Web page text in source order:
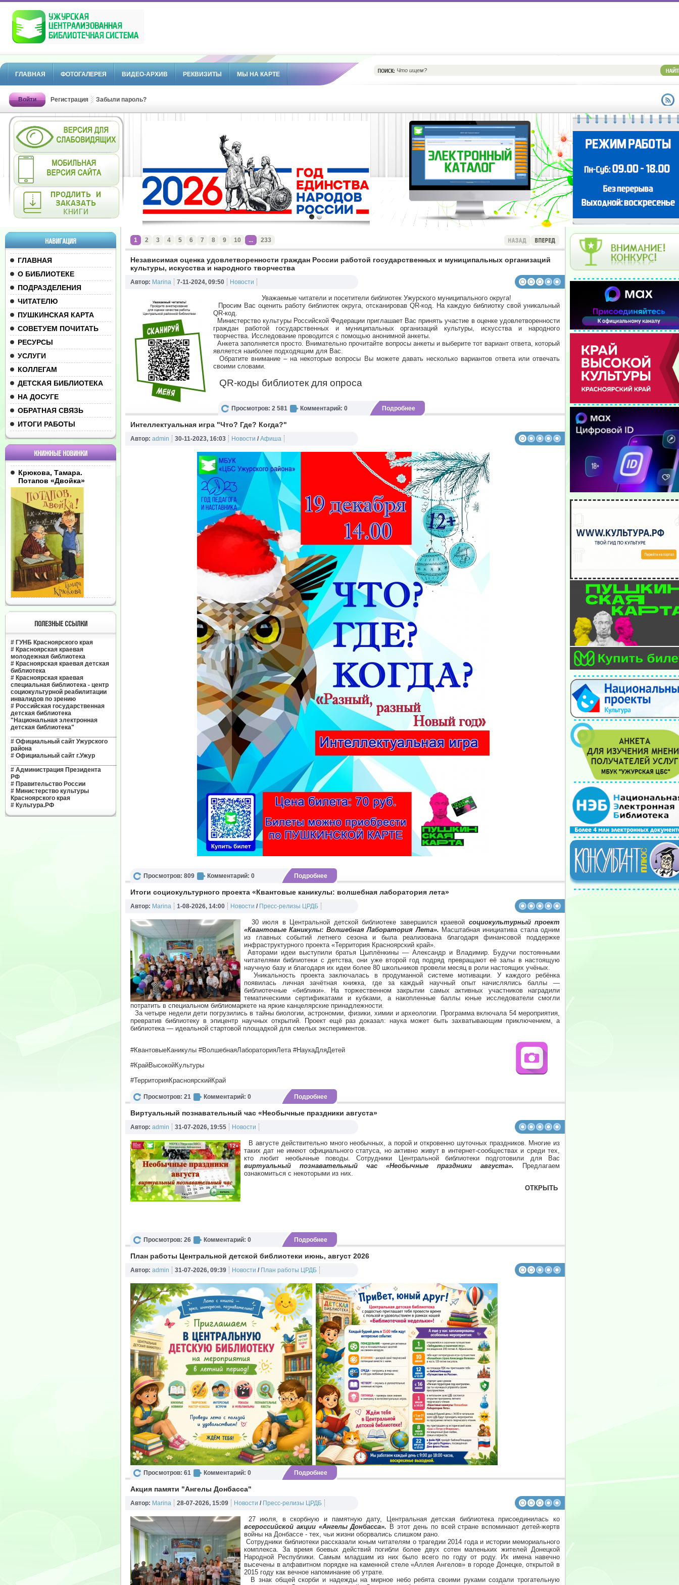
ГЛАВНАЯ ФОТОГАЛЕРЕЯ ВИДЕО-АРХИВ РЕКВИЗИТЫ МЫ НА КАРТЕ
Войти Регистрация Забыли пароль?
НАВИГАЦИЯ
ГЛАВНАЯ
О БИБЛИОТЕКЕ
ПОДРАЗДЕЛЕНИЯ
ЧИТАТЕЛЮ
ПУШКИНСКАЯ КАРТА
СОВЕТУЕМ ПОЧИТАТЬ
РЕСУРСЫ
УСЛУГИ
КОЛЛЕГАМ
ДЕТСКАЯ БИБЛИОТЕКА
НА ДОСУГЕ
ОБРАТНАЯ СВЯЗЬ
ИТОГИ РАБОТЫ
КНИЖНЫЕ НОВИНКИ
Крюкова, Тамара.
Потапов «Двойка»
ПОЛЕЗНЫЕ ССЫЛКИ
# ГУНБ Красноярского края
# Красноярская краевая
молодежная библиотека
# Красноярская краевая детская
библиотека
# Красноярская краевая
специальная библиотека - центр
социокультурной реабилитации
инвалидов по зрению
# Российская государственная
детская библиотека
"Национальная электронная
детская библиотека"
# Официальный сайт Ужурского
района
# Официальный сайт г.Ужур
# Администрация Президента
РФ
# Правительство России
# Министерство культуры
Красноярского края
# Культура.РФ
1 2 3 4 5 6 7 8 9 10 ... 233
Независимая оценка удовлетворенности граждан России работой государственных и муниципальных организаций
культуры, искусства и народного творчества
Автор: Marina 7-11-2024, 09:50 Новости
Уважаемые читатели и посетители библиотек Ужурского муниципального округа!
Просим Вас оценить работу библиотек округа, отсканировав QR-код. На каждую библиотку свой уникальный
QR-код.
Министерство культуры Российской Федерации приглашает Вас принять участие в оценке удовлетворенности
граждан работой государственных и муниципальных организаций культуры, искусства и народного
творчества. Исследование проводится с помощью анонимной анкеты.
Анкета заполняется просто. Внимательно прочитайте вопросы анкеты и выберите тот вариант ответа, который
является наиболее подходящим для Вас.
Обратите внимание – на некоторые вопросы Вы можете давать несколько вариантов ответа или отвечать
своими словами.
QR-коды библиотек для опроса
Просмотров: 2 581 Комментарий: 0 Подробнее
Интеллектуальная игра "Что? Где? Когда?"
Автор: admin 30-11-2023, 16:03 Новости / Афиша
Просмотров: 809 Комментарий: 0 Подробнее
Итоги социокультурного проекта «Квантовые каникулы: волшебная лаборатория лета»
Автор: Marina 1-08-2026, 14:00 Новости / Пресс-релизы ЦРДБ
30 июля в Центральной детской библиотеке завершился краевой социокультурный проект
«Квантовые Каникулы: Волшебная Лаборатория Лета». Масштабная инициатива стала одним
из главных событий летнего сезона и была реализована благодаря финансовой поддержке
инфраструктурного проекта «Территория Красноярский край».
Авторами идеи выступили братья Цыплёнкины — Александр и Владимир. Будучи постоянными
читателями библиотеки с детства, они уже второй год подряд превращают её залы в настоящую
научную базу и благодаря их идеи более 80 школьников провели месяц в роли настоящих учёных.
Уникальность проекта заключалась в продуманной системе мотивации. У каждого ребёнка
появилась личная зачётная книжка, где за каждый научный опыт начислялись баллы —
библиотечные «библики». На торжественном закрытии самых активных участников наградили
тематическими сертификатами и кубками, а накопленные баллы юные исследователи смогли
потратить в специальном библиомаркете на яркие канцелярские принадлежности.
За четыре недели дети погрузились в тайны биологии, астрономии, физики, химии и археологии. Программа включала 54 мероприятия,
превратив библиотеку в эпицентр научных открытий. Проект ещё раз доказал: наука может быть захватывающим приключением, а
библиотека — идеальной стартовой площадкой для смелых экспериментов.
#КвантовыеКаникулы #ВолшебнаяЛабораторияЛета #НаукаДляДетей
#КрайВысокойКультуры
#ТерриторияКрасноярскийКрай
Просмотров: 21 Комментарий: 0 Подробнее
Виртуальный познавательный час «Необычные праздники августа»
Автор: admin 31-07-2026, 19:55 Новости
В августе действительно много необычных, а порой и откровенно шуточных праздников. Многие из
таких дат не имеют официального статуса, но активно живут в интернет-сообществах и среди тех,
кто любит необычные поводы. Сотрудники Центральной библиотеки подготовили для Вас
виртуальный познавательный час «Необычные праздники августа». Предлагаем
ознакомиться с некоторыми из них.
ОТКРЫТЬ
Просмотров: 26 Комментарий: 0 Подробнее
План работы Центральной детской библиотеки июнь, август 2026
Автор: admin 31-07-2026, 09:39 Новости / План работы ЦРДБ
Просмотров: 61 Комментарий: 0 Подробнее
Акция памяти "Ангелы Донбасса"
Автор: Marina 28-07-2026, 15:09 Новости / Пресс-релизы ЦРДБ
27 июля, в скорбную и памятную дату, Центральная детская библиотека присоединилась ко
всероссийской акции «Ангелы Донбасса». В этот день по всей стране вспоминают детей-жертв
войны на Донбассе - тех, чьи жизни оборвались слишком рано.
Сотрудники библиотеки рассказали юным читателям о трагедии 2014 года и истории мемориального
комплекса. За время боевых действий погибли более двух сотен маленьких жителей Донецкой
Народной Республики. Самым младшим из них было всего по году от роду. Их имена навечно
высечены в алфавитном порядке на каменной стеле «Аллея Ангелов» в городе Донецке, открытой в
2015 году как вечное напоминание об утрате.
В знак общей скорби и надежды на мирное небо ребята своими руками создали трогательную